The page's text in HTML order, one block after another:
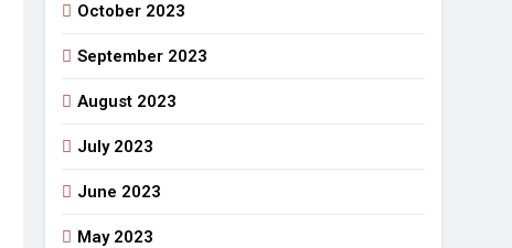
October 2023
September 2023
August 2023
July 2023
June 2023
May 2023